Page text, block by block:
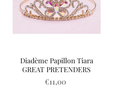
Diadème Papillon Tiara
GREAT PRETENDERS
€11,00